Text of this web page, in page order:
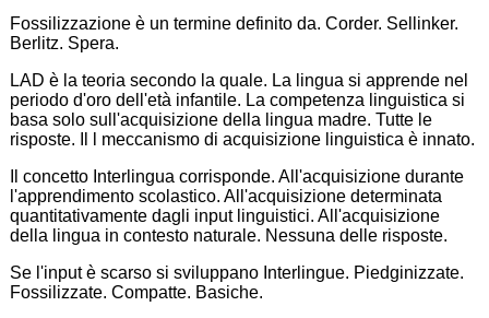
Fossilizzazione è un termine definito da. Corder. Sellinker.
Berlitz. Spera.
LAD è la teoria secondo la quale. La lingua si apprende nel
periodo d'oro dell'età infantile. La competenza linguistica si
basa solo sull'acquisizione della lingua madre. Tutte le
risposte. Il l meccanismo di acquisizione linguistica è innato.
Il concetto Interlingua corrisponde. All'acquisizione durante
l'apprendimento scolastico. All'acquisizione determinata
quantitativamente dagli input linguistici. All'acquisizione
della lingua in contesto naturale. Nessuna delle risposte.
Se l'input è scarso si sviluppano Interlingue. Piedginizzate.
Fossilizzate. Compatte. Basiche.